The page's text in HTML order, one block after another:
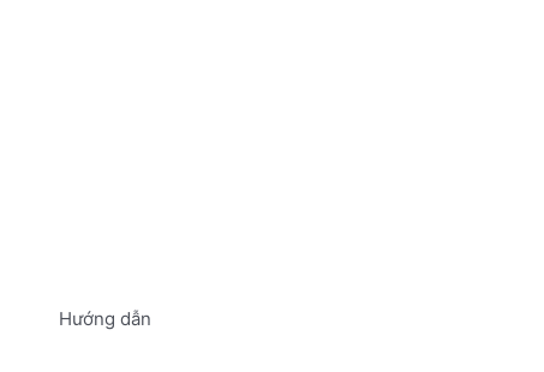
Hướng dẫn